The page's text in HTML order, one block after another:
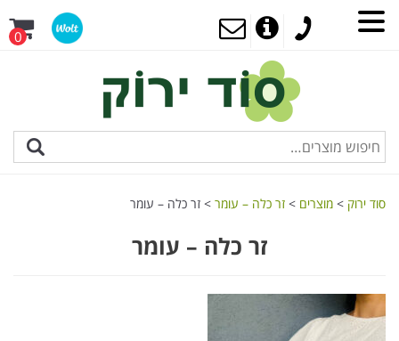
0
סוד ירוק > מוצרים > זר כלה – עומר > זר כלה – עומר
זר כלה – עומר